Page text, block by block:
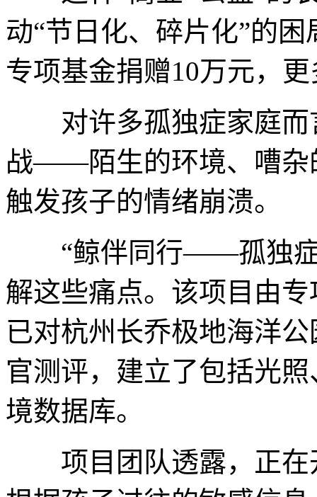
动“节日化、碎片化”的
专项基金捐赠10万元，
对许多孤独症家庭而
战——陌生的环境、嘈杂
触发孩子的情绪崩溃。
“鲸伴同行——孤独症
解这些痛点。该项目由
已对杭州长乔极地海洋
官测评，建立了包括光
境数据库。
项目团队透露，正在